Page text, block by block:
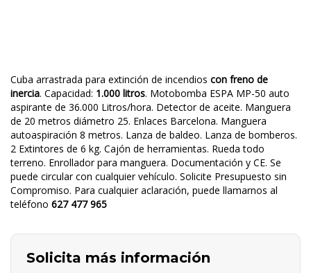
Cuba arrastrada para extinción de incendios con freno de
inercia. Capacidad: 1.000 litros. Motobomba ESPA MP-50 auto
aspirante de 36.000 Litros/hora. Detector de aceite. Manguera
de 20 metros diámetro 25. Enlaces Barcelona. Manguera
autoaspiración 8 metros. Lanza de baldeo. Lanza de bomberos.
2 Extintores de 6 kg. Cajón de herramientas. Rueda todo
terreno. Enrollador para manguera. Documentación y CE. Se
puede circular con cualquier vehículo. Solicite Presupuesto sin
Compromiso. Para cualquier aclaración, puede llamarnos al
teléfono 627 477 965
Solicita más información